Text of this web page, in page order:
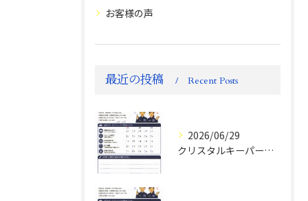
お客様の声
最近の投稿 Recent Posts
2026/06/29
クリスタルキーパー評判